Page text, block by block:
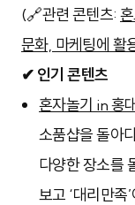
(🔗관련 콘텐츠:
문화, 마케팅에 활
✔ 인기 콘텐츠
혼자놀기 in 홍
소품샵을 돌아
다양한 장소를
보고 ‘대리만족